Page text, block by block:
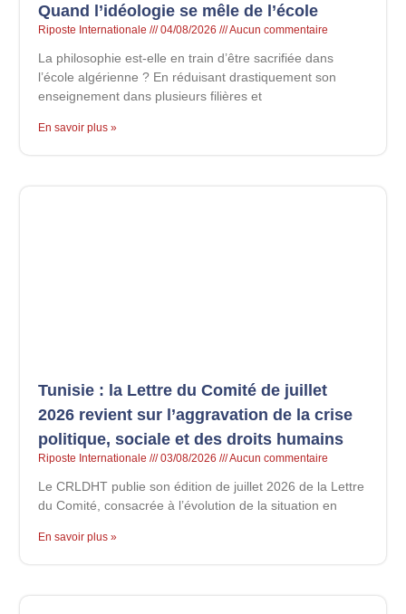
Quand l’idéologie se mêle de l’école
Riposte Internationale 04/08/2026 Aucun commentaire
La philosophie est-elle en train d’être sacrifiée dans
l’école algérienne ? En réduisant drastiquement son
enseignement dans plusieurs filières et
En savoir plus »
Tunisie : la Lettre du Comité de juillet
2026 revient sur l’aggravation de la crise
politique, sociale et des droits humains
Riposte Internationale 03/08/2026 Aucun commentaire
Le CRLDHT publie son édition de juillet 2026 de la Lettre
du Comité, consacrée à l’évolution de la situation en
En savoir plus »